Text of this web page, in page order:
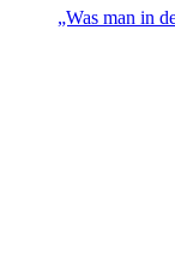
„Was man in